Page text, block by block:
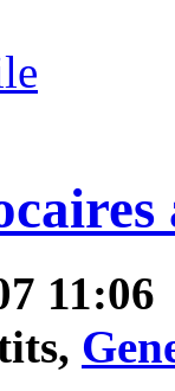
11:06